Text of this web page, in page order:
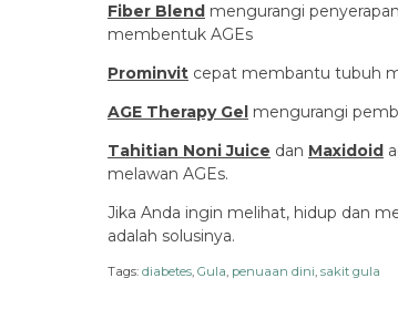
Fiber Blend mengurangi
membentuk AGEs
Prominvit cepat membantu tubuh
AGE Therapy Gel mengurangi
Tahitian Noni Juice dan Maxidoid
melawan AGEs.
Jika Anda ingin melihat, hidup dan
adalah solusinya.
Tags: diabetes, Gula, penuaan dini, sakit gula